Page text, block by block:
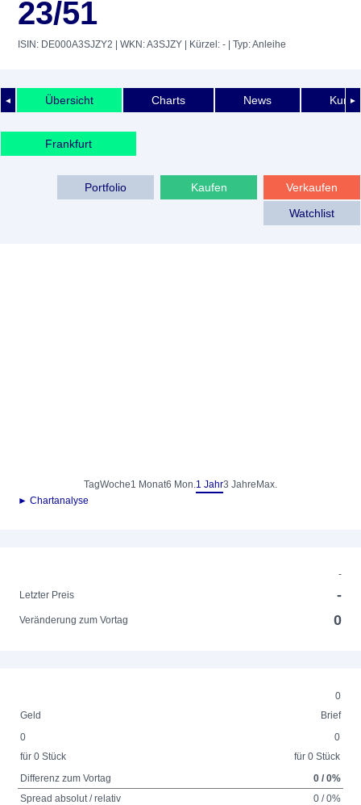
23/51
ISIN: DE000A3SJZY2 | WKN: A3SJZY | Kürzel: - | Typ: Anleihe
◄ ►
Übersicht Charts News
Frankfurt
Verkaufen
Kaufen
Portfolio
Watchlist
TagWoche1 Monat6 Mon.1 Jahr3 Jahre Max.
► Chartanalyse
-
Letzter Preis
-
Veränderung zum Vortag 0
0
Geld
Brief
0
für 0 Stück
0
für 0 Stück
Differenz zum Vortag
0 / 0%
Spread absolut / relativ
0 / 0%